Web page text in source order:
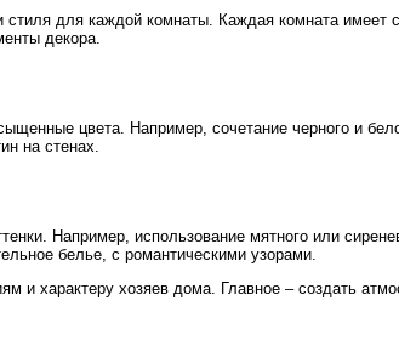
для каждой комнаты. Каждая комната имеет
декора.
цвета. Например, сочетание черного и
на стенах.
Например, использование мятного или
белье, с романтическими узорами.
и характеру хозяев дома. Главное – создать